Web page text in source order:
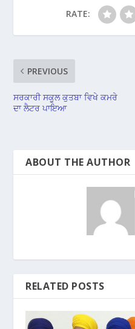
RATE:
PREVIOUS
ਸਰਕਾਰੀ ਸਕੂਲ ਕੁਤਬਾ ਵਿਖੇ ਕਮਰੇ
ਦਾ ਲੈਟਰ ਪਾਇਆ
ABOUT THE AUTHOR
RELATED POSTS